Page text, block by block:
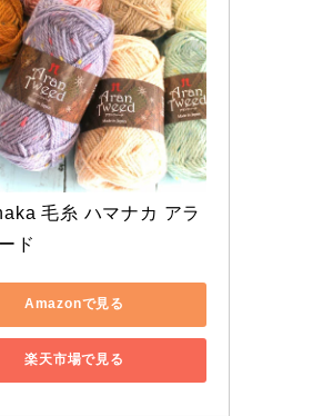
毛糸 ハマナカ アラ
ド
Amazonで見る
楽天市場で見る